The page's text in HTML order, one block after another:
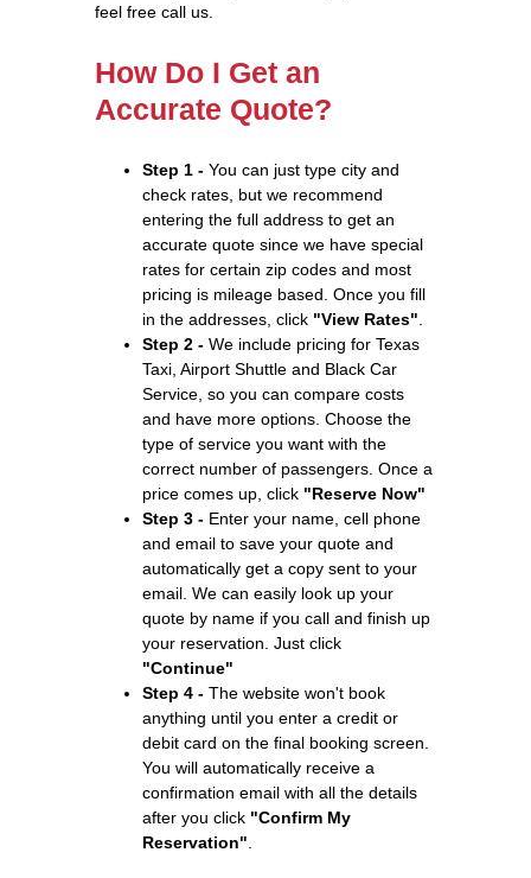
feel free call us.
How Do I Get an
Accurate Quote?
Step 1 - You can just type city and
check rates, but we recommend
entering the full address to get an
accurate quote since we have special
rates for certain zip codes and most
pricing is mileage based. Once you fill
in the addresses, click "View Rates"
Step 2 - We include pricing for Texas
Taxi, Airport Shuttle and Black Car
Service, so you can compare costs
and have more options. Choose the
type of service you want with the
correct number of passengers. Once a
price comes up, click "Reserve Now"
Step 3 - Enter your name, cell phone
and email to save your quote and
automatically get a copy sent to your
email. We can easily look up your
quote by name if you call and finish up
your reservation. Just click
"Continue"
Step 4 - The website won't book
anything until you enter a credit or
debit card on the final booking screen.
You will automatically receive a
confirmation email with all the details
after you click "Confirm My
Reservation"